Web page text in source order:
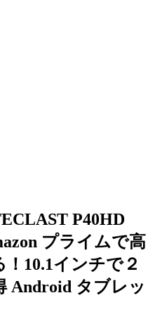
P40HD
プライムで高
10.1インチで２
Android タブレッ